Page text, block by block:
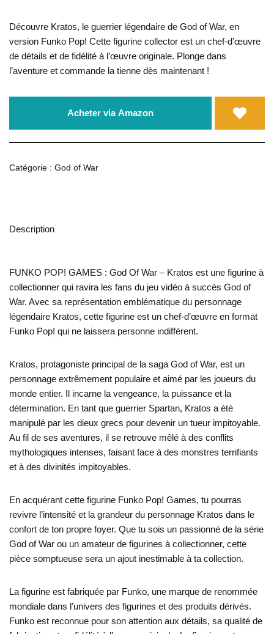
Découvre Kratos, le guerrier légendaire de God of War, en
version Funko Pop! Cette figurine collector est un chef-d’œuvre
de détails et de fidélité à l’œuvre originale. Plonge dans
l’aventure et commande la tienne dès maintenant !
Acheter via Amazon
Catégorie : God of War
Description
FUNKO POP! GAMES : God Of War – Kratos est une figurine à
collectionner qui ravira les fans du jeu vidéo à succès God of
War. Avec sa représentation emblématique du personnage
légendaire Kratos, cette figurine est un chef-d’œuvre en format
Funko Pop! qui ne laissera personne indifférent.
Kratos, protagoniste principal de la saga God of War, est un
personnage extrêmement populaire et aimé par les joueurs du
monde entier. Il incarne la vengeance, la puissance et la
détermination. En tant que guerrier Spartan, Kratos a été
manipulé par les dieux grecs pour devenir un tueur impitoyable.
Au fil de ses aventures, il se retrouve mêlé à des conflits
mythologiques intenses, faisant face à des monstres terrifiants
et à des divinités impitoyables.
En acquérant cette figurine Funko Pop! Games, tu pourras
revivre l’intensité et la grandeur du personnage Kratos dans le
confort de ton propre foyer. Que tu sois un passionné de la série
God of War ou un amateur de figurines à collectionner, cette
pièce somptueuse sera un ajout inestimable à ta collection.
La figurine est fabriquée par Funko, une marque de renommée
mondiale dans l’univers des figurines et des produits dérivés.
Funko est reconnue pour son attention aux détails, sa qualité de